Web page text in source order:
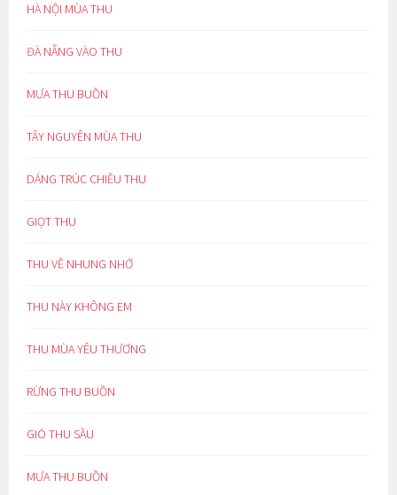
HÀ NỘI MÙA THU
ĐÀ NẴNG VÀO THU
MƯA THU BUỒN
TÂY NGUYÊN MÙA THU
DÁNG TRÚC CHIỀU THU
GIỌT THU
THU VỀ NHUNG NHỚ
THU NÀY KHÔNG EM
THU MÙA YÊU THƯƠNG
RỪNG THU BUỒN
GIÓ THU SẦU
MƯA THU BUỒN